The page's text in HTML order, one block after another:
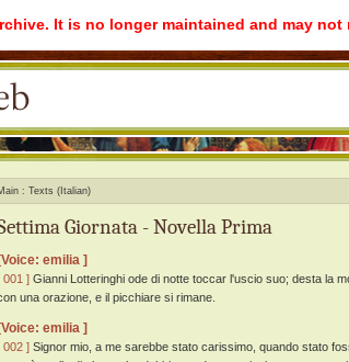
It is no longer maintained and may
Texts (Italian)
Giornata - Novella Prima
[Voice: emilia ]
001 ] Gianni Lotteringhi ode di notte toccar l'uscio suo; desta la
una orazione, e il picchiare si rimane.
[Voice: emilia ]
002 ] Signor mio, a me sarebbe stato carissimo, quando stato